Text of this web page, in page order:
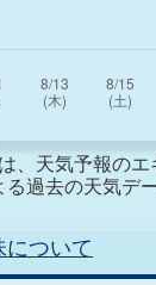
、天気予報のエ
る過去の天気デ
について